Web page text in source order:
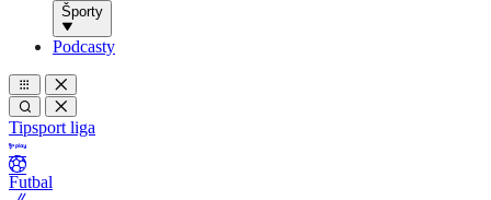
Športy
Podcasty
Tipsport liga
Futbal